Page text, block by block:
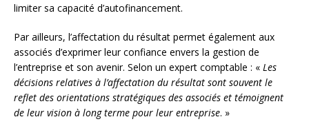
limiter sa capacité d’autofinancement.
Par ailleurs, l’affectation du résultat permet également aux
associés d’exprimer leur confiance envers la gestion de
l’entreprise et son avenir. Selon un expert comptable : « Les
décisions relatives à l’affectation du résultat sont souvent le
reflet des orientations stratégiques des associés et témoignent
de leur vision à long terme pour leur entreprise. »